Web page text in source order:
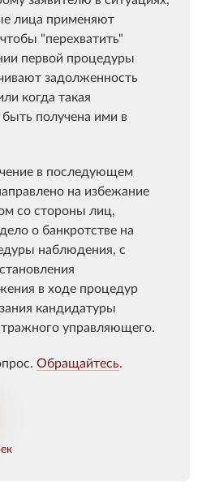
лица применяют
"перехватить"
первой процедуры
задолженность
когда такая
получена ими в
в последующем
на избежание
со стороны лиц,
о банкротстве на
наблюдения, с
в ходе процедур
кандидатуры
управляющего.
Обращайтесь.